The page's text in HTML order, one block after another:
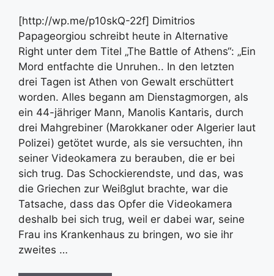
[http://wp.me/p10skQ-22f] Dimitrios
Papageorgiou schreibt heute in Alternative
Right unter dem Titel „The Battle of Athens“: „Ein
Mord entfachte die Unruhen.. In den letzten
drei Tagen ist Athen von Gewalt erschüttert
worden. Alles begann am Dienstagmorgen, als
ein 44-jähriger Mann, Manolis Kantaris, durch
drei Mahgrebiner (Marokkaner oder Algerier laut
Polizei) getötet wurde, als sie versuchten, ihn
seiner Videokamera zu berauben, die er bei
sich trug. Das Schockierendste, und das, was
die Griechen zur Weißglut brachte, war die
Tatsache, dass das Opfer die Videokamera
deshalb bei sich trug, weil er dabei war, seine
Frau ins Krankenhaus zu bringen, wo sie ihr
zweites …